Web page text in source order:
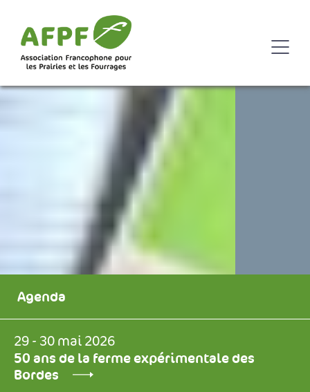
Agenda
29 - 30 mai 2026
50 ans de la ferme expérimentale des
Bordes